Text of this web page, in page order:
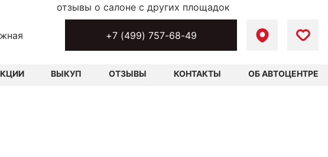
+7 (499) 757-68-49
ВЫКУП ОТЗЫВЫ КОНТАКТЫ ОБ АВТОЦЕНТРЕ
отзывы о салоне с других площадок